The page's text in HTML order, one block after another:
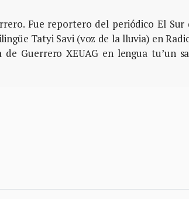
Fue reportero del periódico El Sur
Tatyi Savi (voz de la lluvia) en
Guerrero XEUAG en lengua tu’un